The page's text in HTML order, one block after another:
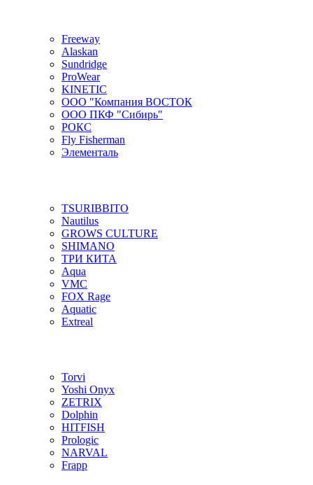
Freeway
Alaskan
Sundridge
ProWear
KINETIC
ООО "Компания ВОСТОК
ООО ПКФ "Сибирь"
РОКС
Fly Fisherman
Элементаль
TSURIBBITO
Nautilus
GROWS CULTURE
SHIMANO
ТРИ КИТА
Aqua
VMC
FOX Rage
Aquatic
Extreal
Torvi
Yoshi Onyx
ZETRIX
Dolphin
HITFISH
Prologic
NARVAL
Frapp